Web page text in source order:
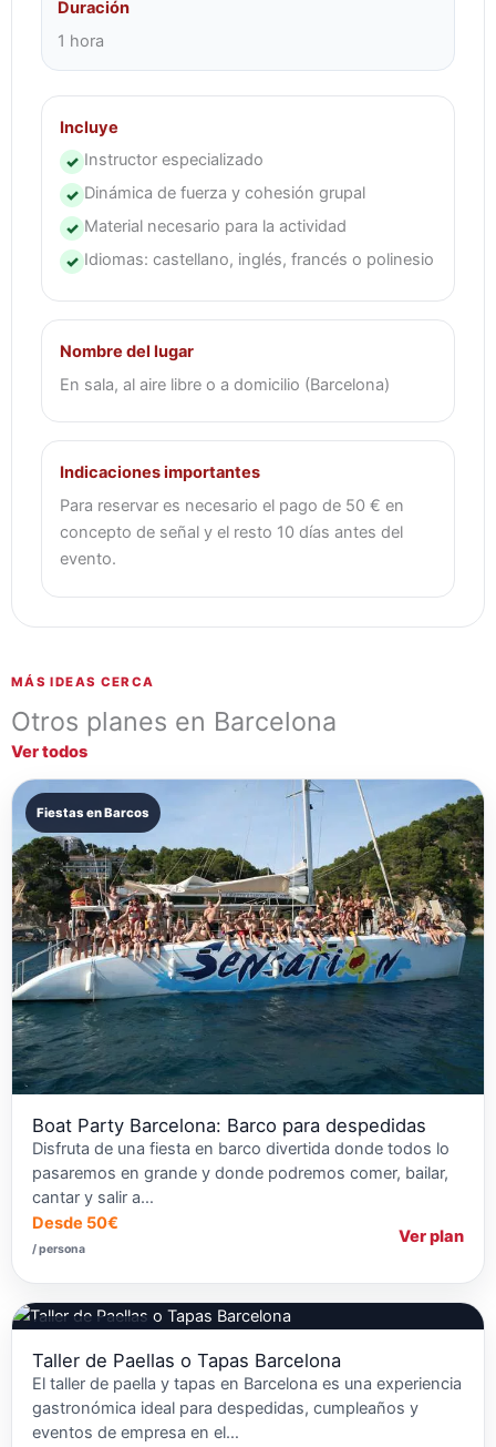
Duración
1 hora
Incluye
✓ Instructor especializado
✓ Dinámica de fuerza y cohesión grupal
✓ Material necesario para la actividad
✓ Idiomas: castellano, inglés, francés o polinesio
Nombre del lugar
En sala, al aire libre o a domicilio (Barcelona)
Indicaciones importantes
Para reservar es necesario el pago de 50 € en
concepto de señal y el resto 10 días antes del
evento.
MÁS IDEAS CERCA
Otros planes en Barcelona
Ver todos
Fiestas en Barcos
Boat Party Barcelona: Barco para despedidas
Disfruta de una fiesta en barco divertida donde todos lo
pasaremos en grande y donde podremos comer, bailar,
cantar y salir a…
Desde 50€
/ persona
Ver plan
Taller de Paellas o Tapas Barcelona
El taller de paella y tapas en Barcelona es una experiencia
gastronómica ideal para despedidas, cumpleaños y
eventos de empresa en el…